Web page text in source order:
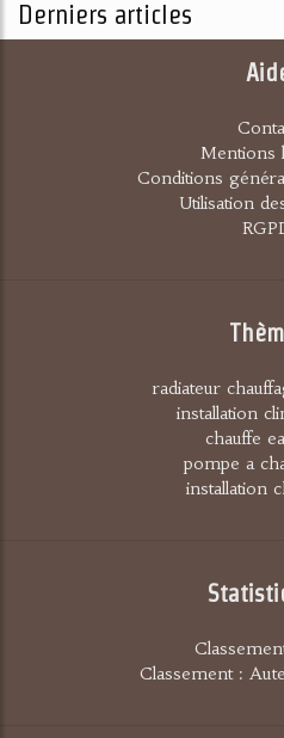
Derniers articles
Mentions
Conditions
Utilisation
radiateur
installation
chauffe
pompe a
installation
Classement :